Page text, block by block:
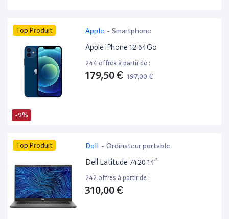
-9%
Top Produit Apple - Smartphone
Apple iPhone 12 64Go
244 offres à partir de :
179,50 € 197,00 €
Top Produit Dell - Ordinateur portable
Dell Latitude 7420 14”
242 offres à partir de :
310,00 €